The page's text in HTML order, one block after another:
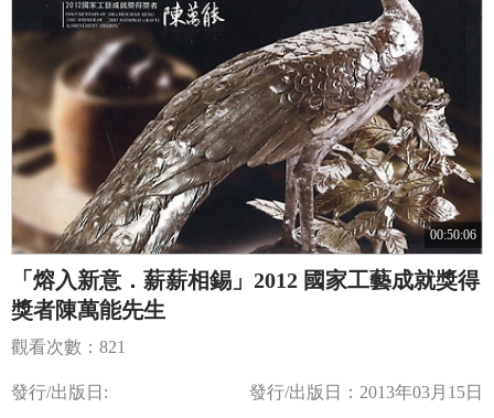
00:50:06
「熔入新意．薪薪相錫」2012 國家工藝成就獎得
獎者陳萬能先生
觀看次數：821
發行/出版日: 發行/出版日：2013年03月15日